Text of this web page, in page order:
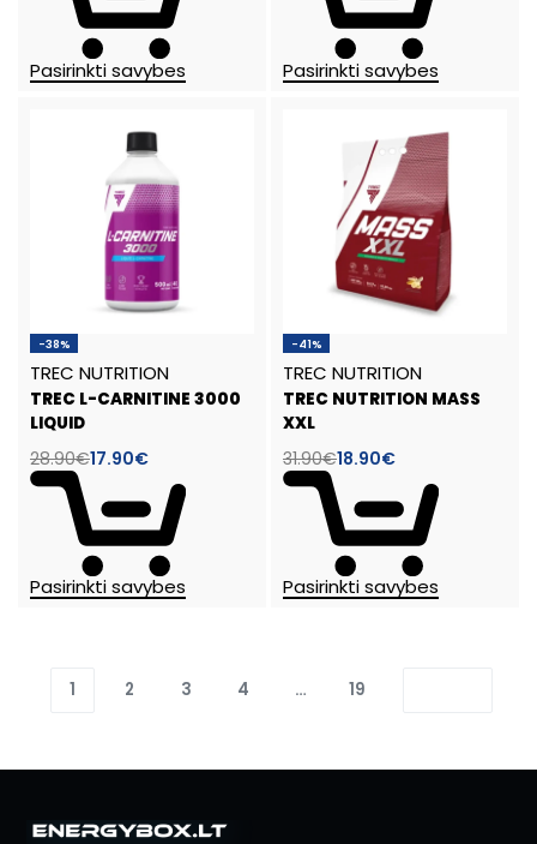
Pasirinkti savybes Pasirinkti savybes
-38%
TREC NUTRITION
TREC L-CARNITINE 3000
LIQUID
28.90€17.90€
Pasirinkti savybes
-41%
TREC NUTRITION
TREC NUTRITION MASS
XXL
31.90€18.90€
Pasirinkti savybes
1 2 3 4 … 19